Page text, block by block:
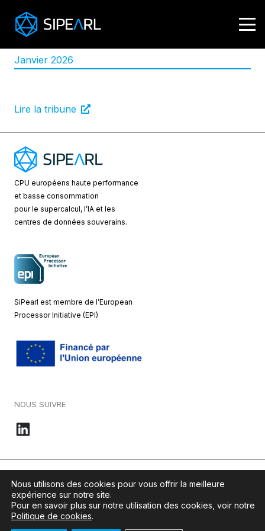
Janvier 2026
Lire la tribune
CPU européens haute performance
et basse consommation
pour le supercalcul, l’IA et les
centres de données souverains.
SiPearl est membre de l’European
Processor Initiative (EPI)
NOUS SUIVRE
Ikoula.
Nous utilisons des cookies pour vous offrir la meilleure
expérience sur notre site.
Pour en savoir plus sur notre utilisation des cookies, voir notre
Politique de cookies.